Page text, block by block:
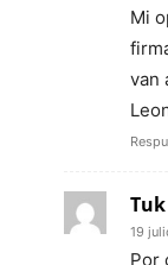
Mi
van
Tuk
19
Por